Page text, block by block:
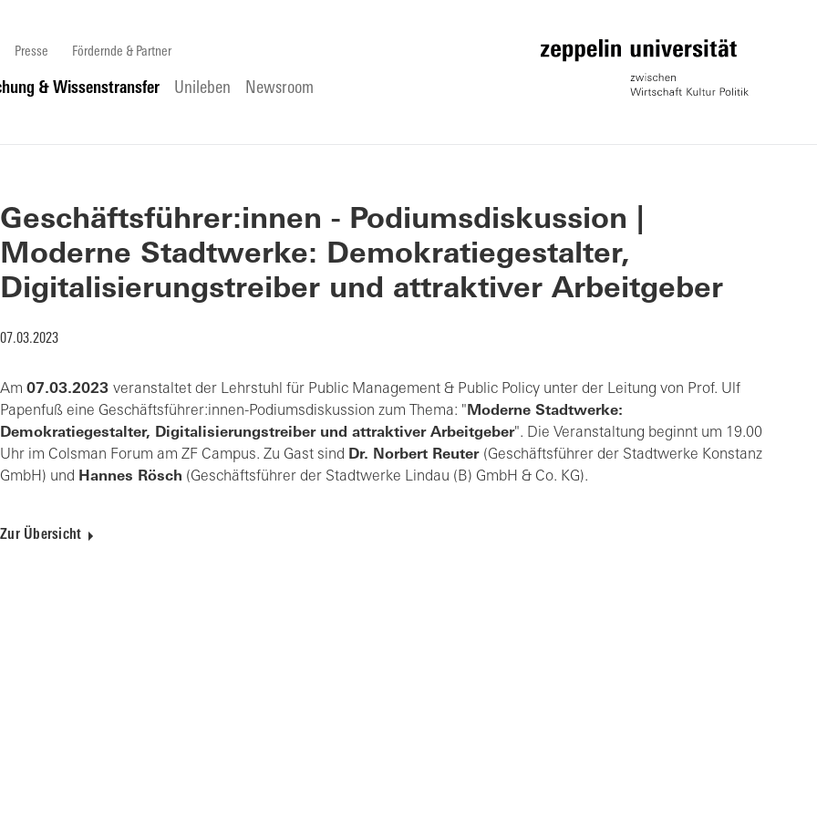
Presse Fördernde & Partner
& Wissenstransfer Unileben Newsroom
Geschäftsführer:innen - Podiumsdiskussion |
Moderne Stadtwerke: Demokratiegestalter,
Digitalisierungstreiber und attraktiver Arbeitgeber
07.03.2023
Am 07.03.2023 veranstaltet der Lehrstuhl für Public Management & Public Policy unter der Leitung von Prof. Ulf
Papenfuß eine Geschäftsführer:innen-Podiumsdiskussion zum Thema: " Moderne Stadtwerke:
Demokratiegestalter, Digitalisierungstreiber und attraktiver Arbeitgeber". Die Veranstaltung beginnt um 19.00
Uhr im Colsman Forum am ZF Campus. Zu Gast sind Dr. Norbert Reuter (Geschäftsführer der Stadtwerke Konstanz
GmbH) und Hannes Rösch (Geschäftsführer der Stadtwerke Lindau (B) GmbH & Co. KG).
Zur Übersicht